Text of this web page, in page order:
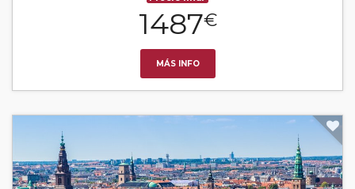
1487€
MÁS INFO